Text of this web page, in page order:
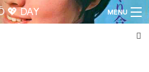
💖 DAY MENU